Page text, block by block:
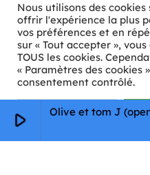
play_arrow Olive et tom J
ℹ️ INFOS PRATIQUES
✉️Contact
🦊Qui sommes-nous ?
📄
Nous utilisons des
offrir l'expérience la plus
vos préférences et en
sur « Tout accepter »,
TOUS les cookies.
« Paramètres des cookies
consentement contrôlé.
Paramètres Cookie